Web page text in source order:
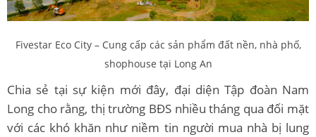
Fivestar Eco City – Cung cấp các sản phẩm đất nền, nhà phố,
shophouse tại Long An
Chia sẻ tại sự kiện mới đây, đại diện Tập đoàn Nam
Long cho rằng, thị trường BĐS nhiều tháng qua đối mặt
với các khó khăn như niềm tin người mua nhà bị lung